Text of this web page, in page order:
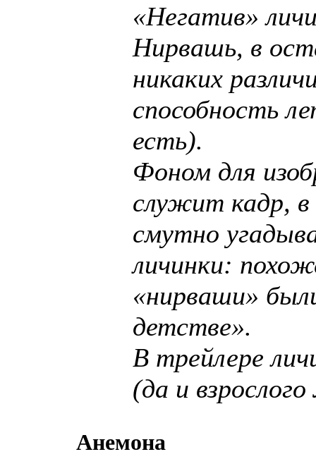
«Негатив»
Нирвашь, в
никаких
способность
есть).
Фоном для
служит кадр,
смутно
личинки:
«нирваши»
детстве».
В трейлере
(да и
Анемона